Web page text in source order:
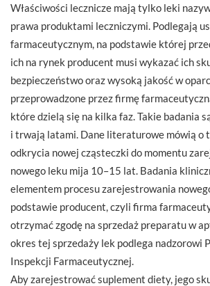
Właściwości lecznicze mają tylko leki
prawa produktami leczniczymi. Podlegają
farmaceutycznym, na podstawie której
ich na rynek producent musi wykazać ich
bezpieczeństwo oraz wysoką jakość w
przeprowadzone przez firmę
które dzielą się na kilka faz. Takie badania
i trwają latami. Dane literaturowe mówią o
odkrycia nowej cząsteczki do momentu
nowego leku mija 10–15 lat. Badania
elementem procesu zarejestrowania
podstawie producent, czyli firma
otrzymać zgodę na sprzedaż preparatu w
okres tej sprzedaży lek podlega nadzorowi
Inspekcji Farmaceutycznej.
Aby zarejestrować suplement diety, jego